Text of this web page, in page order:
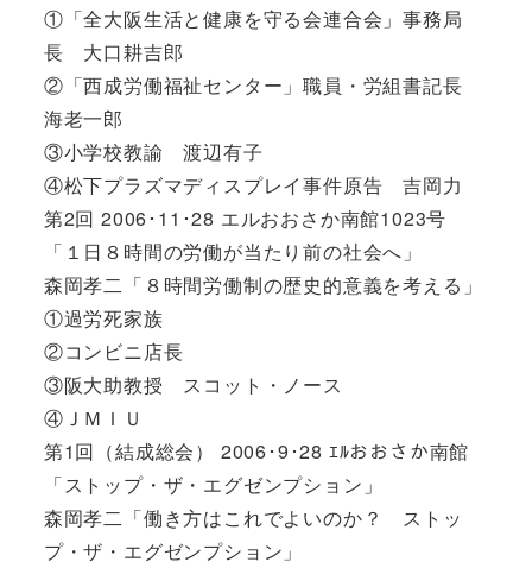
①「全大阪生活と健康を守る会連合会」事務局
長 大口耕吉郎
②「西成労働福祉センター」職員・労組書記長
海老一郎
③小学校教諭 渡辺有子
④松下プラズマディスプレイ事件原告 吉岡力
第2回 2006･11･28 エルおおさか南館1023号
「１日８時間の労働が当たり前の社会へ」
森岡孝二「８時間労働制の歴史的意義を考える」
①過労死家族
②コンビニ店長
③阪大助教授 スコット・ノース
④ＪＭＩＵ
第1回（結成総会） 2006･9･28 ｴﾙおおさか南館
「ストップ・ザ・エグゼンプション」
森岡孝二「働き方はこれでよいのか？ ストッ
プ・ザ・エグゼンプション」